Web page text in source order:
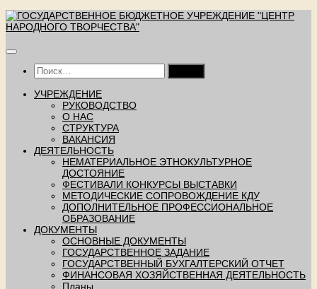
Перейти
к
Найти:
УЧРЕЖДЕНИЕ
РУКОВОДСТВО
О НАС
СТРУКТУРА
ВАКАНСИЯ
ДЕЯТЕЛЬНОСТЬ
НЕМАТЕРИАЛЬНОЕ ЭТНОКУЛЬТУРНОЕ
ДОСТОЯНИЕ
ФЕСТИВАЛИ КОНКУРСЫ ВЫСТАВКИ
МЕТОДИЧЕСКИЕ СОПРОВОЖДЕНИЕ КДУ
ДОПОЛНИТЕЛЬНОЕ ПРОФЕССИОНАЛЬНОЕ
ОБРАЗОВАНИЕ
ДОКУМЕНТЫ
ОСНОВНЫЕ ДОКУМЕНТЫ
ГОСУДАРСТВЕННОЕ ЗАДАНИЕ
ГОСУДАРСТВЕННЫЙ БУХГАЛТЕРСКИЙ ОТЧЕТ
ФИНАНСОВАЯ ХОЗЯЙСТВЕННАЯ ДЕЯТЕЛЬНОСТЬ
Планы